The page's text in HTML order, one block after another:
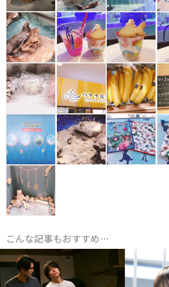
こんな記事もおすすめ…